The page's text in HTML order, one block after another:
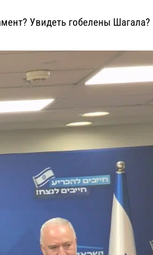
Увидеть гобелены Шагала?